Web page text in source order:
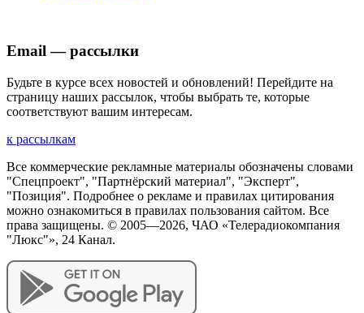
Email — рассылки
Будьте в курсе всех новостей и обновлений! Перейдите на
страницу наших рассылок, чтобы выбрать те, которые
соответствуют вашим интересам.
к рассылкам
Все коммерческие рекламные материалы обозначены словами
"Спецпроект", "Партнёрский материал", "Эксперт",
"Позиция". Подробнее о рекламе и правилах цитирования
можно ознакомиться в правилах пользования сайтом. Все
права защищены. © 2005—2026, ЧАО «Телерадиокомпания
"Люкс"», 24 Канал.